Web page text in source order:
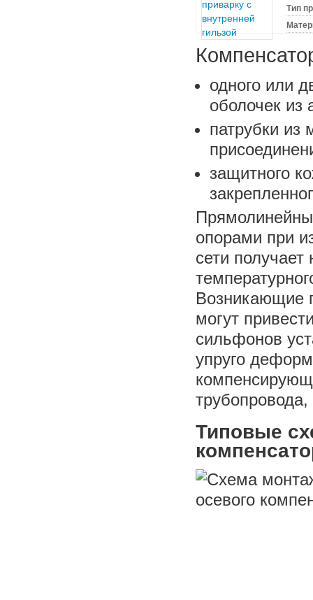
Тип
одного или
оболочек из
патрубки из
защитного
опорами при
сети
Возникающие
могут
сильфонов
упруго
Типовые